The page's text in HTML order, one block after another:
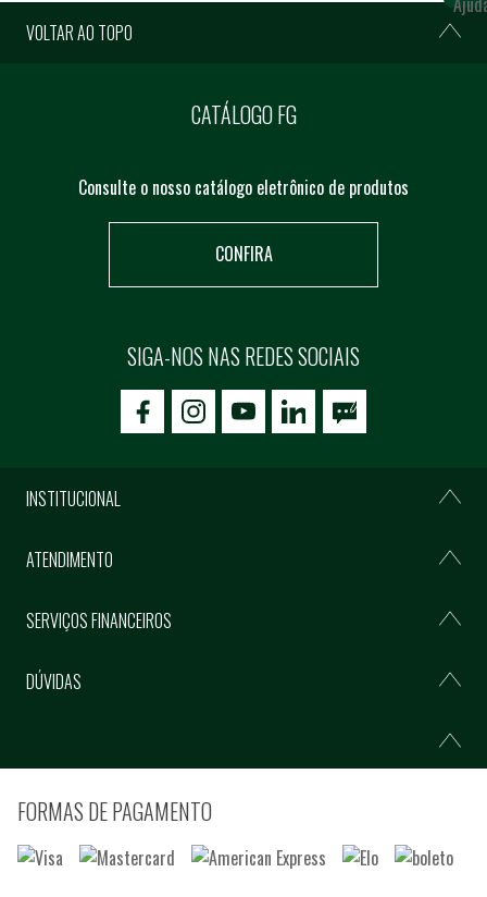
VOLTAR AO TOPO
CATÁLOGO FG
Consulte o nosso catálogo eletrônico de produtos
CONFIRA
SIGA-NOS NAS REDES SOCIAIS
icon-facebookicon-social02icon-social03
INSTITUCIONAL
ATENDIMENTO
SERVIÇOS FINANCEIROS
DÚVIDAS
FORMAS DE PAGAMENTO